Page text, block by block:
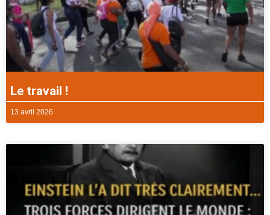
Le travail !
13 avril 2026